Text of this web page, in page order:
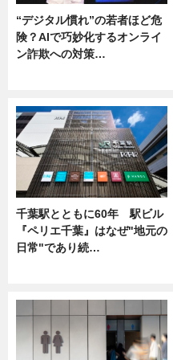
“デジタル慣れ”の若者ほど危
険？AIで巧妙化するオンライ
ン詐欺への対策…
千葉駅とともに60年 駅ビル
『ペリエ千葉』はなぜ"地元の
日常"であり続…